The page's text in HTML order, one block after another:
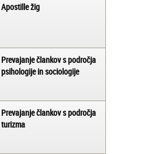
Apostille žig
Prevajanje člankov s področja
psihologije in sociologije
Prevajanje člankov s področja
turizma